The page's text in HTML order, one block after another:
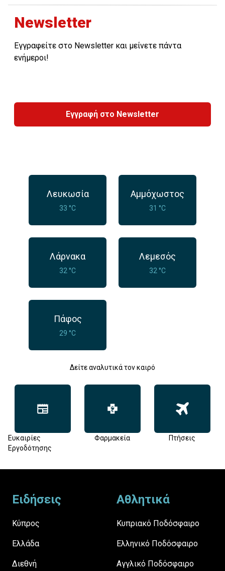
Newsletter
Εγγραφείτε στο Newsletter και μείνετε πάντα
ενήμεροι!
Εγγραφή στο Newsletter
Λευκωσία
33 °C
Αμμόχωστος
31 °C
Λάρνακα
32 °C
Λεμεσός
32 °C
Πάφος
29 °C
Δείτε αναλυτικά τον καιρό
Ευκαιρίες
Εργοδότησης
Φαρμακεία Πτήσεις
Ειδήσεις
Κύπρος
Ελλάδα
Διεθνή
Αθλητικά
Κυπριακό Ποδόσφαιρο
Ελληνικό Ποδόσφαιρο
Αγγλικό Ποδόσφαιρο